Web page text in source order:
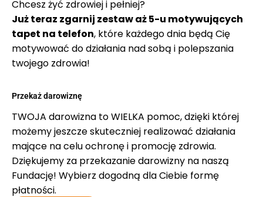
Chcesz żyć zdrowiej i pełniej?
Już teraz zgarnij zestaw aż 5-u motywujących
tapet na telefon, które każdego dnia będą Cię
motywować do działania nad sobą i polepszania
twojego zdrowia!
Przekaż darowiznę
TWOJA darowizna to WIELKA pomoc, dzięki której
możemy jeszcze skuteczniej realizować działania
mające na celu ochronę i promocję zdrowia.
Dziękujemy za przekazanie darowizny na naszą
Fundację! Wybierz dogodną dla Ciebie formę
płatności.